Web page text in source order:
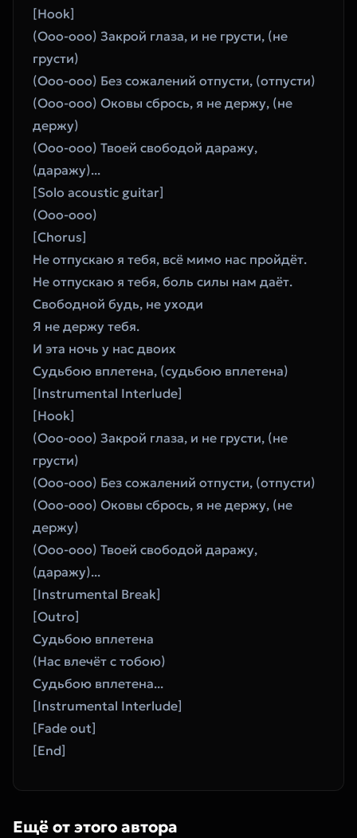
[Hook]
(Ооо-ооо) Закрой глаза, и не грусти, (не
грусти)
(Ооо-ооо) Без сожалений отпусти, (отпусти)
(Ооо-ооо) Оковы сбрось, я не держу, (не
держу)
(Ооо-ооо) Твоей свободой даражу,
(даражу)...
[Solo acoustic guitar]
(Ооо-ооо)
[Chorus]
Не отпускаю я тебя, всё мимо нас пройдёт.
Не отпускаю я тебя, боль силы нам даёт.
Свободной будь, не уходи
Я не держу тебя.
И эта ночь у нас двоих
Судьбою вплетена, (судьбою вплетена)
[Instrumental Interlude]
[Hook]
(Ооо-ооо) Закрой глаза, и не грусти, (не
грусти)
(Ооо-ооо) Без сожалений отпусти, (отпусти)
(Ооо-ооо) Оковы сбрось, я не держу, (не
держу)
(Ооо-ооо) Твоей свободой даражу,
(даражу)...
[Instrumental Break]
[Outro]
Судьбою вплетена
(Нас влечёт с тобою)
Судьбою вплетена...
[Instrumental Interlude]
[Fade out]
[End]
Ещё от этого автора